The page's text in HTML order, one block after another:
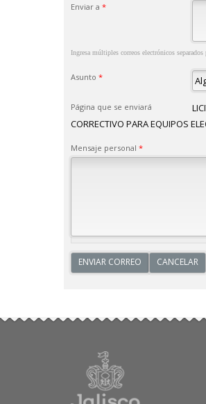
Enviar a *
Ingresa múltiples correos electrónicos
Asunto *
Página que se enviará
CORRECTIVO PARA EQUIPOS
Mensaje personal *